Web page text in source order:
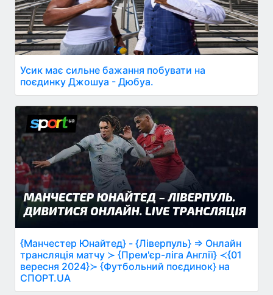
Усик має сильне бажання побувати на
поєдинку Джошуа - Дюбуа.
{Манчестер Юнайтед} - {Ліверпуль} ⇒ Онлайн
трансляція матчу ≻ {Прем'єр-ліга Англії} ≺{01
вересня 2024}≻ {Футбольний поєдинок} на
СПОРТ.UA